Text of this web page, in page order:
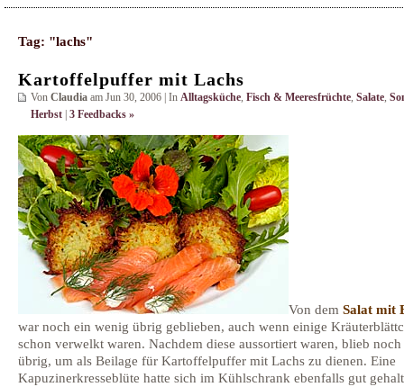
Tag: "lachs"
Kartoffelpuffer mit Lachs
Von Claudia am Jun 30, 2006 | In Alltagsküche, Fisch & Meeresfrüchte, Salate,
Herbst 3 Feedbacks »
Von dem Salat mit
war noch ein wenig übrig geblieben, auch wenn einige
schon verwelkt waren. Nachdem diese aussortiert waren, blieb
übrig, um als Beilage für Kartoffelpuffer mit Lachs zu dienen. Eine
Kapuzinerkresseblüte hatte sich im Kühlschrank ebenfalls gut